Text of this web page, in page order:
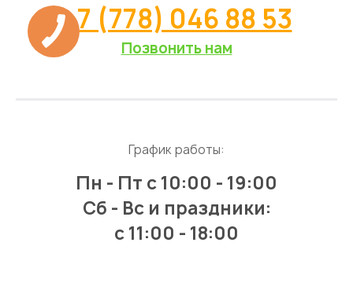
+7 (778) 046 88 53
Позвонить нам
График работы:
Пн - Пт с 10:00 - 19:00
Сб - Вс и праздники:
c 11:00 - 18:00